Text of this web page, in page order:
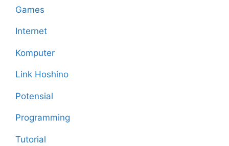
Games
Internet
Komputer
Link Hoshino
Potensial
Programming
Tutorial